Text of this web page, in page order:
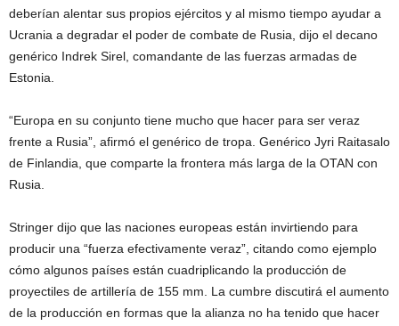
deberían alentar sus propios ejércitos y al mismo tiempo ayudar a
Ucrania a degradar el poder de combate de Rusia, dijo el decano
genérico Indrek Sirel, comandante de las fuerzas armadas de
Estonia.
“Europa en su conjunto tiene mucho que hacer para ser veraz
frente a Rusia”, afirmó el genérico de tropa. Genérico Jyri Raitasalo
de Finlandia, que comparte la frontera más larga de la OTAN con
Rusia.
Stringer dijo que las naciones europeas están invirtiendo para
producir una “fuerza efectivamente veraz”, citando como ejemplo
cómo algunos países están cuadriplicando la producción de
proyectiles de artillería de 155 mm. La cumbre discutirá el aumento
de la producción en formas que la alianza no ha tenido que hacer